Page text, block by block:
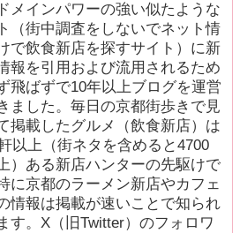
メインパワーの強い似たような
（街中調査をしないでネット情
で飲食新店を探すサイト）に新
報を引用および流用されるため
飛ばずで10年以上ブログを運営
ました。毎日の京都街歩きで見
掲載したグルメ（飲食新店）は
以上（街ネタを含めると4700
）ある新店ハンターの先駆けで
に京都のラーメン新店やカフェ
情報は掲載が速いことで知られ
す。X（旧Twitter）のフォロワ